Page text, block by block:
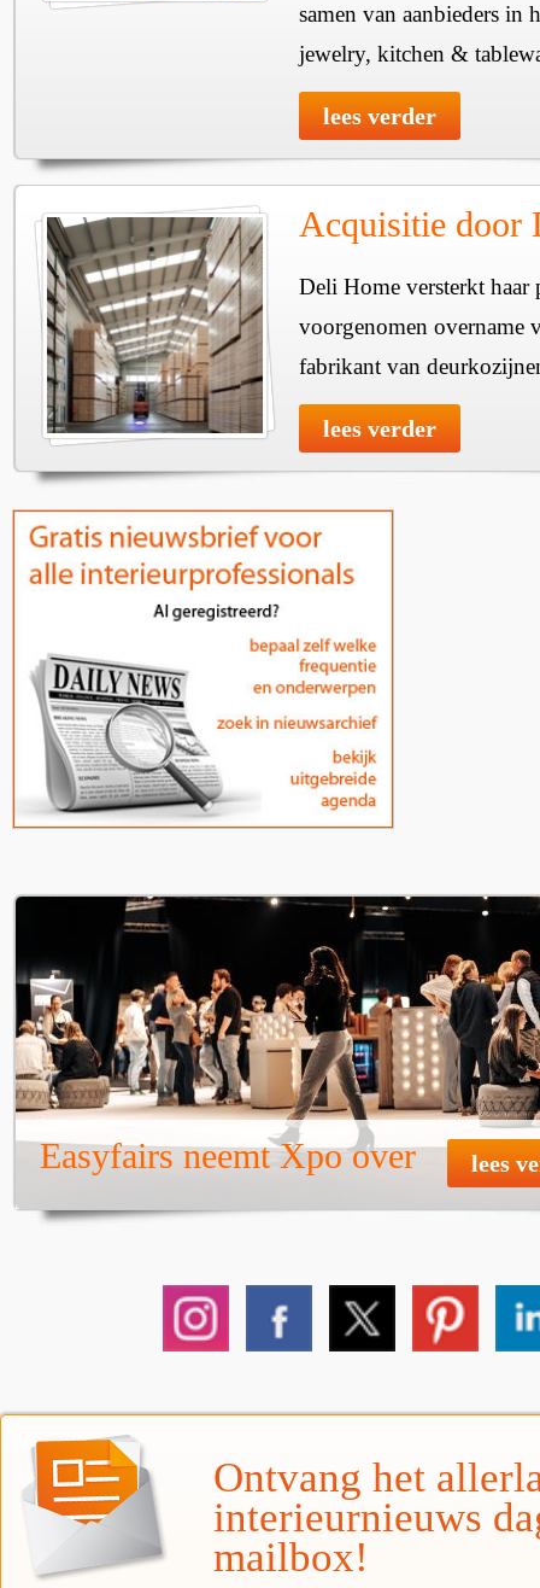
samen van aanbieders in
jewelry, kitchen &
lees verder
Acquisitie door
Deli Home versterkt haar
voorgenomen overname
fabrikant van
lees verder
Easyfairs neemt Xpo over lees
Ontvang het
interieurnieuws
mailbox!